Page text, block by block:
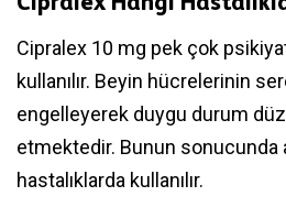
Cipralex 10 mg pek çok
kullanılır. Beyin hücrelerinin
engelleyerek duygu durum
etmektedir. Bunun sonucunda
hastalıklarda kullanılır.